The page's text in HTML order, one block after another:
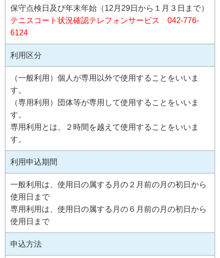
保守点検日及び年末年始（12月29日から１月３日まで）
テニスコート状況確認テレフォンサービス 042-776-
6124
利用区分
（一般利用）個人が専用以外で使用することをいいま
す。
（専用利用）団体等が専用して使用することをいいま
す。
専用利用とは、２時間を越えて使用することをいいま
す。
利用申込期間
一般利用は、使用日の属する月の２月前の月の初日から
使用日まで
専用利用は、使用日の属する月の６月前の月の初日から
使用日まで
申込方法